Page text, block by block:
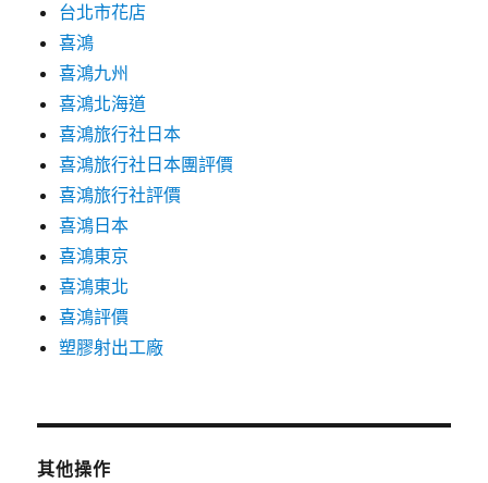
台北市花店
喜鴻
喜鴻九州
喜鴻北海道
喜鴻旅行社日本
喜鴻旅行社日本團評價
喜鴻旅行社評價
喜鴻日本
喜鴻東京
喜鴻東北
喜鴻評價
塑膠射出工廠
其他操作